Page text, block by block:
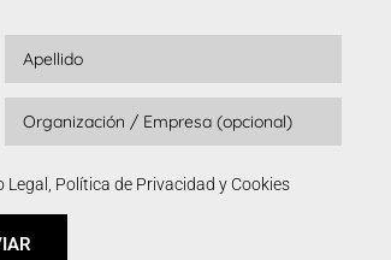
Legal, Política de Privacidad y Cookies